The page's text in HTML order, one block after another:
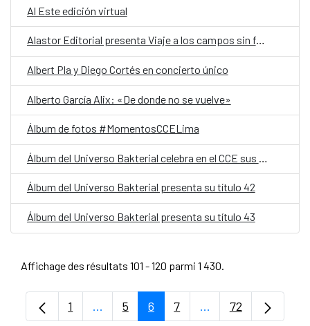
Al Este edición virtual
Alastor Editorial presenta Viaje a los campos sin fónicos
Albert Pla y Diego Cortés en concierto único
Alberto García Alix: «De donde no se vuelve»
Álbum de fotos #MomentosCCELima
Álbum del Universo Bakterial presenta su título 42
Álbum del Universo Bakterial presenta su título 43
Affichage des résultats 101 - 120 parmi 1 430.
Page
1 ...Pages intermédiaires Utilisez TAB pour
Page
5 Page
6 Page
7 ...PagesPage
72